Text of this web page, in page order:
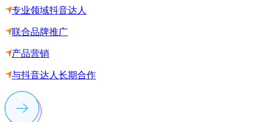
专业领域抖音达人
联合品牌推广
产品营销
与抖音达人长期合作